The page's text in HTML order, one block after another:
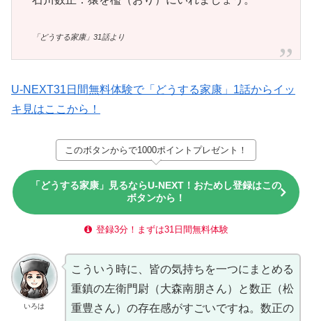
「どうする家康」31話より
U-NEXT31日間無料体験で「どうする家康」1話からイッ
キ見はここから！
このボタンからで1000ポイントプレゼント！
「どうする家康」見るならU-NEXT！おためし登録はこの
ボタンから！
登録3分！まずは31日間無料体験
いろは
こういう時に、皆の気持ちを一つにまとめる
重鎮の左衛門尉（大森南朋さん）と数正（松
重豊さん）の存在感がすごいですね。数正の